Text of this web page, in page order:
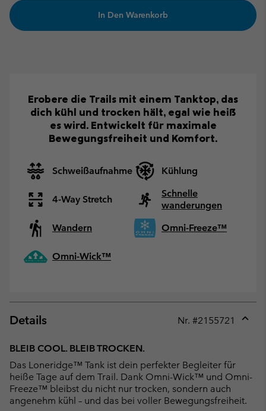
In Den Warenkorb
Erobere die Trails mit einem Tanktop, das
dich kühl und trocken hält, egal wie heiß
es wird. Entwickelt für maximale
Bewegungsfreiheit und Komfort.
Schweißaufnahme Kühlung
4-Way Stretch
Schnelle
wanderungen
Wandern
Omni-Freeze™
Omni-Wick™
Details Nr. #2155721
BLEIB COOL. BLEIB TROCKEN.
Das Loneridge™ Tank ist dein perfekter Begleiter für
heiße Tage auf dem Trail. Dank Omni-Wick™ und Omni-
Freeze™ bleibst du nicht nur trocken, sondern auch
angenehm kühl – und das bei voller Bewegungsfreiheit.